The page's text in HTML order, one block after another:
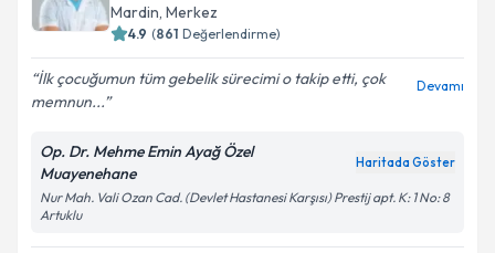
Mardin, Merkez
4.9 (861 Değerlendirme)
İlk çocuğumun tüm gebelik sürecimi o takip etti, çok
memnun...
Devamı
Op. Dr. Mehme Emin Ayağ Özel
Muayenehane
Haritada Göster
Nur Mah. Vali Ozan Cad. (Devlet Hastanesi Karşısı) Prestij apt. K: 1 No: 8
Artuklu